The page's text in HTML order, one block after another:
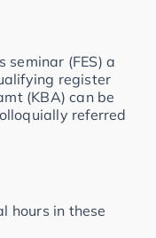
(FES) a
register
(KBA) can be
referred
hours in these